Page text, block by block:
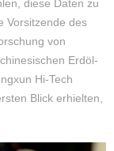
diese Daten zu
Vorsitzende des
von
Erdöl-
Hi-Tech
Blick erhielten,